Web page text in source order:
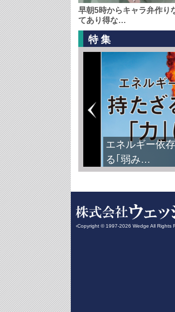
早朝5時からキャラ弁作り
てあり得な…
特集
エネルギー依
る｢弱み…
‹Copyright © 1997-2026 Wedge All Rights